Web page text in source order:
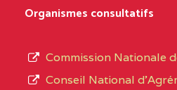
type
Organismes consultatifs
Commission Nationale
Conseil National